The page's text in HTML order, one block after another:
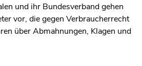
und ihr Bundesverband gehen
vor, die gegen Verbraucherrecht
über Abmahnungen, Klagen und